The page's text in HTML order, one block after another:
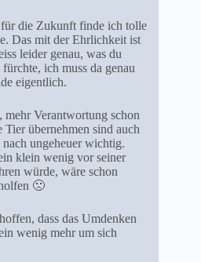
die Zukunft finde ich tolle
Das mit der Ehrlichkeit ist
leider genau, was du
ich muss da genau
eigentlich.
mehr Verantwortung schon
Tier übernehmen sind auch
ungeheuer wichtig.
klein wenig vor seiner
würde, wäre schon
🙁
dass das Umdenken
wenig mehr um sich